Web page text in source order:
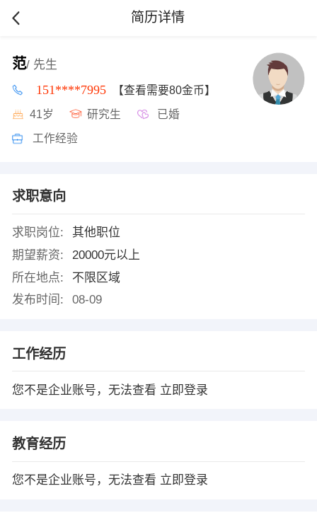
简历详情
范/ 先生
151****7995 【查看需要80金币】
41岁 研究生 已婚
工作经验
求职意向
求职岗位:
其他职位
期望薪资:
20000元以上
所在地点:
不限区域
发布时间:
08-09
工作经历
您不是企业账号，无法查看 立即登录
教育经历
您不是企业账号，无法查看 立即登录